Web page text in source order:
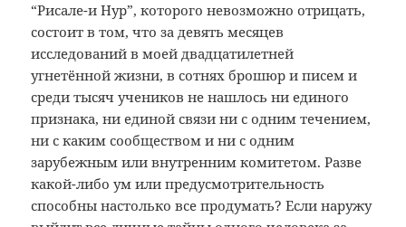
“Рисале-и Нур”, которого невозможно отрицать,
состоит в том, что за девять месяцев
исследований в моей двадцатилетней
угнетённой жизни, в сотнях брошюр и писем и
среди тысяч учеников не нашлось ни единого
признака, ни единой связи ни с одним течением,
ни с каким сообществом и ни с одним
зарубежным или внутренним комитетом. Разве
какой-либо ум или предусмотрительность
способны настолько все продумать? Если наружу